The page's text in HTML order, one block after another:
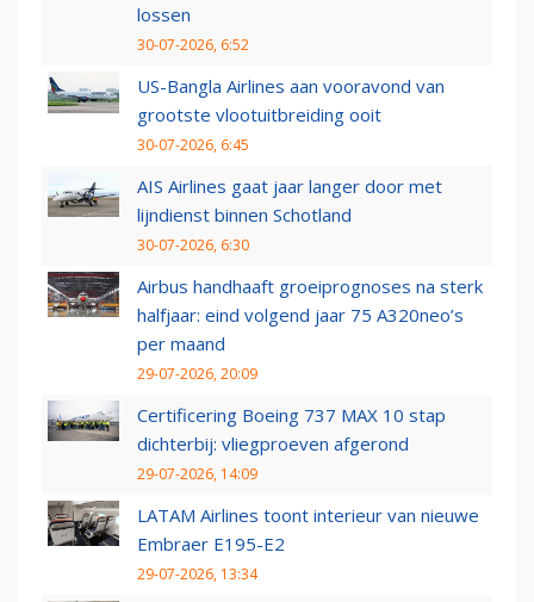
lossen
30-07-2026, 6:52
US-Bangla Airlines aan vooravond van
grootste vlootuitbreiding ooit
30-07-2026, 6:45
AIS Airlines gaat jaar langer door met
lijndienst binnen Schotland
30-07-2026, 6:30
Airbus handhaaft groeiprognoses na sterk
halfjaar: eind volgend jaar 75 A320neo’s
per maand
29-07-2026, 20:09
Certificering Boeing 737 MAX 10 stap
dichterbij: vliegproeven afgerond
29-07-2026, 14:09
LATAM Airlines toont interieur van nieuwe
Embraer E195-E2
29-07-2026, 13:34